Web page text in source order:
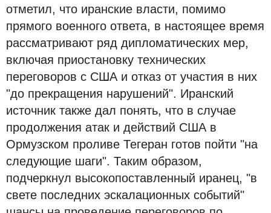
отметил, что иранские власти, помимо
прямого военного ответа, в настоящее время
рассматривают ряд дипломатических мер,
включая приостановку технических
переговоров с США и отказ от участия в них
"до прекращения нарушений". Иранский
источник также дал понять, что в случае
продолжения атак и действий США в
Ормузском проливе Тегеран готов пойти "на
следующие шаги". Таким образом,
подчеркнул высокопоставленный иранец, "в
свете последних эскалационных событий"